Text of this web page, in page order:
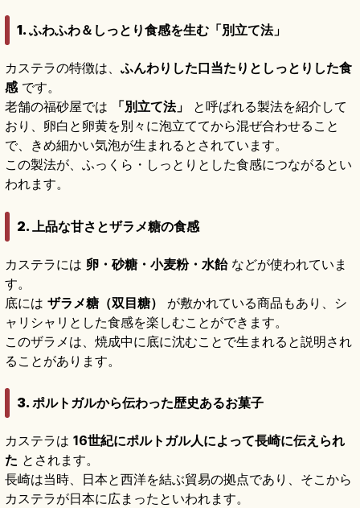
1. ふわふわ＆しっとり食感を生む「別立て法」
カステラの特徴は、 ふんわりした口当たりとしっとりした食
感です。
老舗の福砂屋では
「別立て法」
と呼ばれる製法を紹介して
おり、卵白と卵黄を別々に泡立ててから混ぜ合わせること
で、きめ細かい気泡が生まれるとされています。
この製法が、ふっくら・しっとりとした食感につながるとい
われます。
2. 上品な甘さとザラメ糖の食感
カステラには 卵・砂糖・小麦粉・水飴などが使われていま
す。
底には ザラメ糖（双目糖）
が敷かれている商品もあり、シ
ャリシャリとした食感を楽しむことができます。
このザラメは、焼成中に底に沈むことで生まれると説明され
ることがあります。
3. ポルトガルから伝わった歴史あるお菓子
カステラは 16世紀にポルトガル人によって長崎に伝えられ
た とされます。
長崎は当時、日本と西洋を結ぶ貿易の拠点であり、そこから
カステラが日本に広まったといわれます。